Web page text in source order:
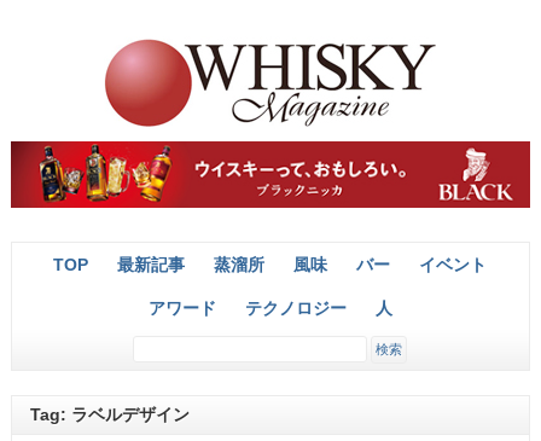
TOP 最新記事 蒸溜所 風味 バー イベント
アワード テクノロジー 人
Tag: ラベルデザイン